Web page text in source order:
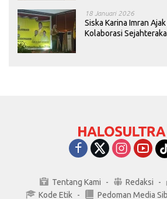
18 Januari 2026
Siska Karina Imran
Kolaborasi
Tentang Kami Redaksi
Kode Etik
Pedoman Media